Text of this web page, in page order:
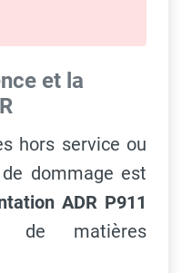
et la
hors service ou
dommage est
ADR P911
de matières